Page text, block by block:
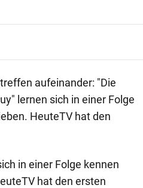
aufeinander: "Die
lernen sich in einer Folge
HeuteTV hat den
in einer Folge kennen
hat den ersten